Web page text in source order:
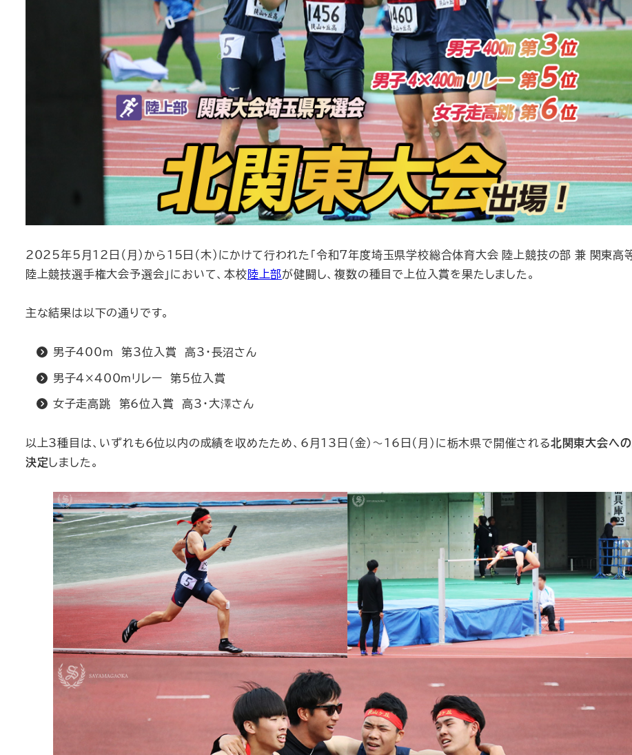
2025年5月12日（月）から15日（木）にかけて行われた「令和7年度埼玉県学校総合体育大会 陸上競技の部 兼 関東高
陸上競技選手権大会予選会」において、本校陸上部が健闘し、複数の種目で上位入賞を果たしました。
主な結果は以下の通りです。
男子400ｍ 第3位入賞 高3・長沼さん
男子4×400ｍリレー 第5位入賞
女子走高跳 第6位入賞 高3・大澤さん
以上3種目は、いずれも6位以内の成績を収めたため、6月13日（金）～16日（月）に栃木県で開催される北関東大会へ
決定しました。